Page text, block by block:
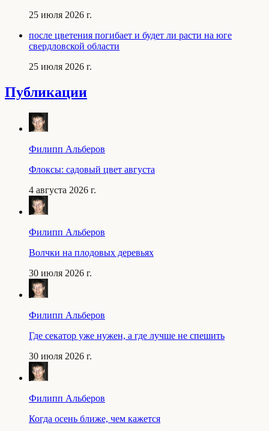
25 июля 2026 г.
после цветения погибает и будет ли расти на юге
свердловской области
25 июля 2026 г.
Публикации
Филипп Альберов
Флоксы: садовый цвет августа
4 августа 2026 г.
Филипп Альберов
Волчки на плодовых деревьях
30 июля 2026 г.
Филипп Альберов
Где секатор уже нужен, а где лучше не спешить
30 июля 2026 г.
Филипп Альберов
Когда осень ближе, чем кажется